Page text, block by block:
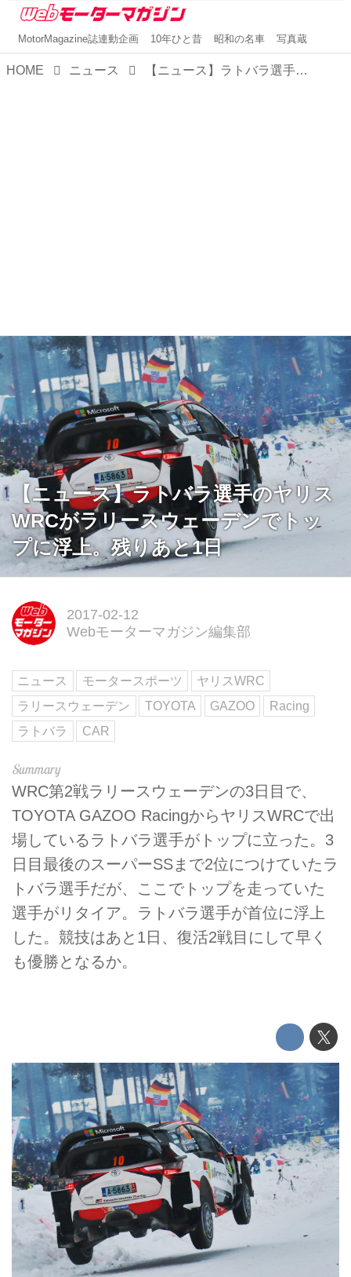
MotorMagazine誌連動企画 10年ひと昔 昭和の名車 写真蔵
HOME ニュース 【ニュース】ラトバラ選手のヤリスWRCがラリースウェーデンでトップに浮上。残りあと1日
【ニュース】ラトバラ選手のヤリス
WRCがラリースウェーデンでトッ
プに浮上。残りあと1日
2017-02-12
Webモーターマガジン編集部
ニュース モータースポーツ
ヤリスWRC
ラリースウェーデン
TOYOTA GAZOO
Racing
ラトバラ
CAR
WRC第2戦ラリースウェーデンの3日目で、
TOYOTA GAZOO RacingからヤリスWRCで出
場しているラトバラ選手がトップに立った。3
日目最後のスーパーSSまで2位につけていたラ
トバラ選手だが、ここでトップを走っていた
選手がリタイア。ラトバラ選手が首位に浮上
した。競技はあと1日、復活2戦目にして早く
も優勝となるか。